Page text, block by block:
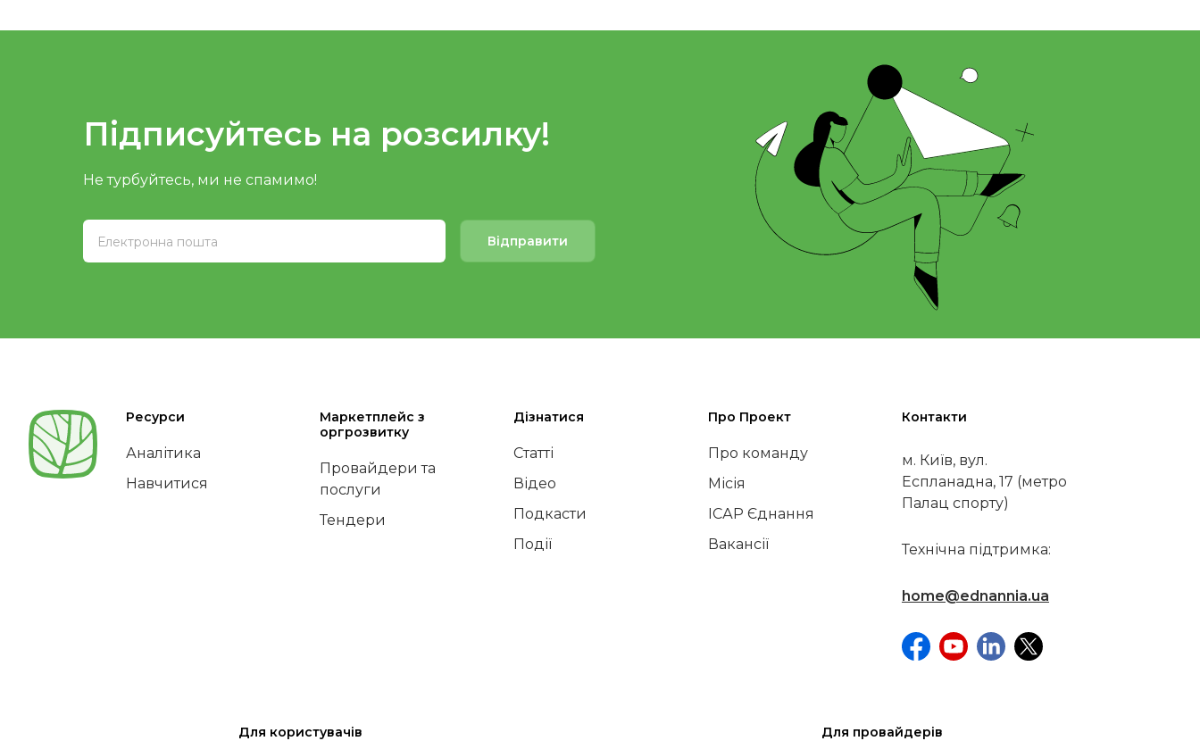
Підписуйтесь на розсилку!
Не турбуйтесь, ми не спамимо!
Відправити
Ресурси
Аналітика
Навчитися
Маркетплейс з
оргрозвитку
Провайдери та
послуги
Тендери
Дізнатися
Статті
Відео
Подкасти
Події
Про Проект
Про команду
Місія
ІСАР Єднання
Вакансії
Контакти
м. Київ, вул.
Еспланадна, 17 (метро
Палац спорту)
Технічна підтримка:
home@ednannia.ua
Для користувачів Для провайдерів